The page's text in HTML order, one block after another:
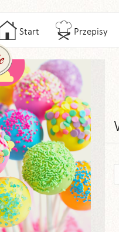
Start Przepisy